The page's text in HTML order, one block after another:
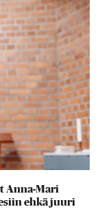
Anna-Mari
ehkä juuri